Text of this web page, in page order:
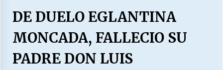
LA DC POR SIEMPRE.RECORDANDO 69 AÑOS DE
28/07/2026
“ORGULLOSOS DE SER DC” SALUDA EL
DE DUELO EGLANTINA
MONCADA, FALLECIO SU
PADRE DON LUIS